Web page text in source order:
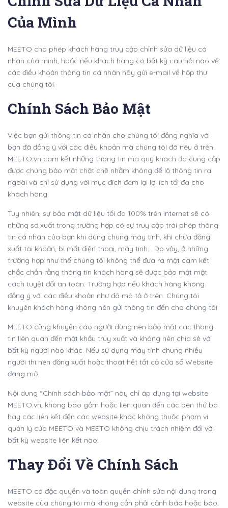
Của Mình
MEETO cho phép khách hàng truy cập chỉnh sửa dữ liệu cá
nhân của mình, hoặc nếu khách hàng có bất kỳ câu hỏi nào về
các điều khoản thông tin cá nhân hãy gửi e-mail về hộp thư
của chúng tôi.
Chính Sách Bảo Mật
Việc bạn gửi thông tin cá nhân cho chúng tôi đồng nghĩa với
bạn đã đồng ý với các điều khoản mà chúng tôi đã nêu ở trên.
MEETO.vn cam kết những thông tin mà quý khách đã cung cấp
được chúng bảo mật chặt chẽ nhằm không để lộ thông tin ra
ngoài và chỉ sử dụng với mục đích đem lại lợi ích tối đa cho
khách hàng.
Tuy nhiên, sự bảo mật dữ liệu tối đa 100% trên internet sẽ có
những sơ xuất trong trường hợp có sự truy cập trái phép thông
tin cá nhân của bạn khi dùng chung máy tính, khi chưa đăng
xuất tài khoản, bị mất điện thoại, máy tính… Do vậy, ở những
trường hợp như thế chúng tôi không thể đưa ra một cam kết
chắc chắn rằng thông tin khách hàng sẽ được bảo mật một
cách tuyệt đối an toàn. Trường hợp nếu khách hàng không
đồng ý với các điều khoản như đã mô tả ở trên. Chúng tôi
khuyên khách hàng không nên gửi thông tin đến cho chúng tôi.
MEETO cũng khuyến cáo người dùng nên bảo mật các thông
tin liên quan đến mật khẩu truy xuất và không nên chia sẻ với
bất kỳ người nào khác. Nếu sử dụng máy tính chung nhiều
người thì nên đăng xuất hoặc thoát hết tất cả cửa sổ Website
đang mở.
Nội dung “Chính sách bảo mật” này chỉ áp dụng tại website
MEETO.vn, không bao gồm hoặc liên quan đến các bên thứ ba
hay các liên kết đến các website khác không thuộc phạm vi
quản lý của MEETO và MEETO không chịu trách nhiệm đối với
bất kỳ website liên kết nào.
Thay Đổi Về Chính Sách
MEETO có đặc quyền và toàn quyền chỉnh sửa nội dung trong
website của chúng tôi mà không cần phải cảnh báo hoặc báo